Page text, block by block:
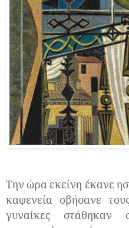
Την ώρα εκείνη έκανε
καφενεία σβήσανε
γυναίκες στάθηκαν